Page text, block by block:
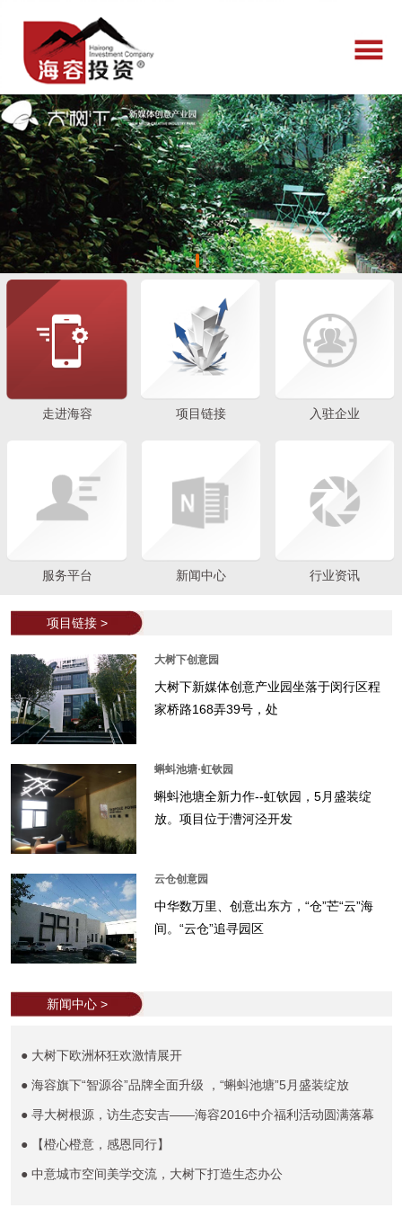
走进海容 项目链接 入驻企业
服务平台 新闻中心 行业资讯
项目链接 >
大树下创意园
大树下新媒体创意产业园坐落于闵行区程
家桥路168弄39号，处
蝌蚪池塘·虹钦园
蝌蚪池塘全新力作--虹钦园，5月盛装绽
放。项目位于漕河泾开发
云仓创意园
中华数万里、创意出东方，“仓”芒“云”海
间。“云仓”追寻园区
新闻中心 >
● 大树下欧洲杯狂欢激情展开
● 海容旗下“智源谷”品牌全面升级 ，“蝌蚪池塘”5月盛装绽放
● 寻大树根源，访生态安吉——海容2016中介福利活动圆满落幕
● 【橙心橙意，感恩同行】
● 中意城市空间美学交流，大树下打造生态办公